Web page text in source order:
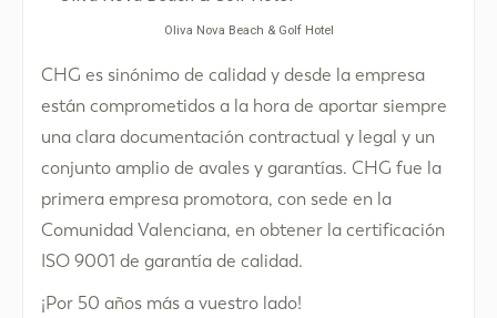
Oliva Nova Beach & Golf Hotel
CHG es sinónimo de calidad y desde la empresa
están comprometidos a la hora de aportar siempre
una clara documentación contractual y legal y un
conjunto amplio de avales y garantías. CHG fue la
primera empresa promotora, con sede en la
Comunidad Valenciana, en obtener la certificación
ISO 9001 de garantía de calidad.
¡Por 50 años más a vuestro lado!